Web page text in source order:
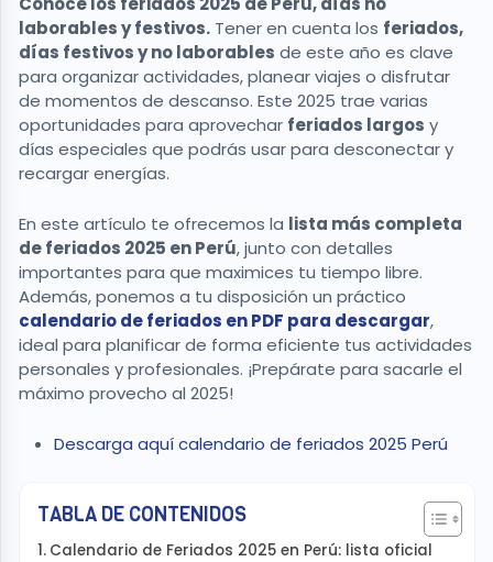
laborables y festivos. Tener en cuenta los feriados,
días festivos y no laborables de este año es clave
para organizar actividades, planear viajes o disfrutar
de momentos de descanso. Este 2025 trae varias
oportunidades para aprovechar feriados largos y
días especiales que podrás usar para desconectar y
recargar energías.
En este artículo te ofrecemos la lista más completa
de feriados 2025 en Perú, junto con detalles
importantes para que maximices tu tiempo libre.
Además, ponemos a tu disposición un práctico
calendario de feriados en PDF para descargar,
ideal para planificar de forma eficiente tus actividades
personales y profesionales. ¡Prepárate para sacarle el
máximo provecho al 2025!
Descarga aquí calendario de feriados 2025 Perú
TABLA DE CONTENIDOS
Calendario de Feriados 2025 en Perú: lista oficial